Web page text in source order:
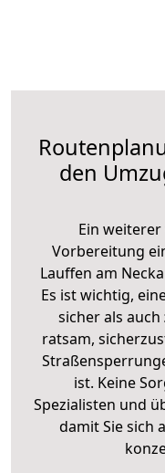
den
Ein
Vorbereitung
Lauffen am
Es ist wichtig,
sicher als auch
ratsam,
ist. Keine
Spezialisten und
damit Sie sich